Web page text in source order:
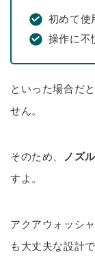
初めて使
操作に不
といった場合だ
せん。
そのため、 ノズ
すよ。
アクアウォッシ
も大丈夫な設計で